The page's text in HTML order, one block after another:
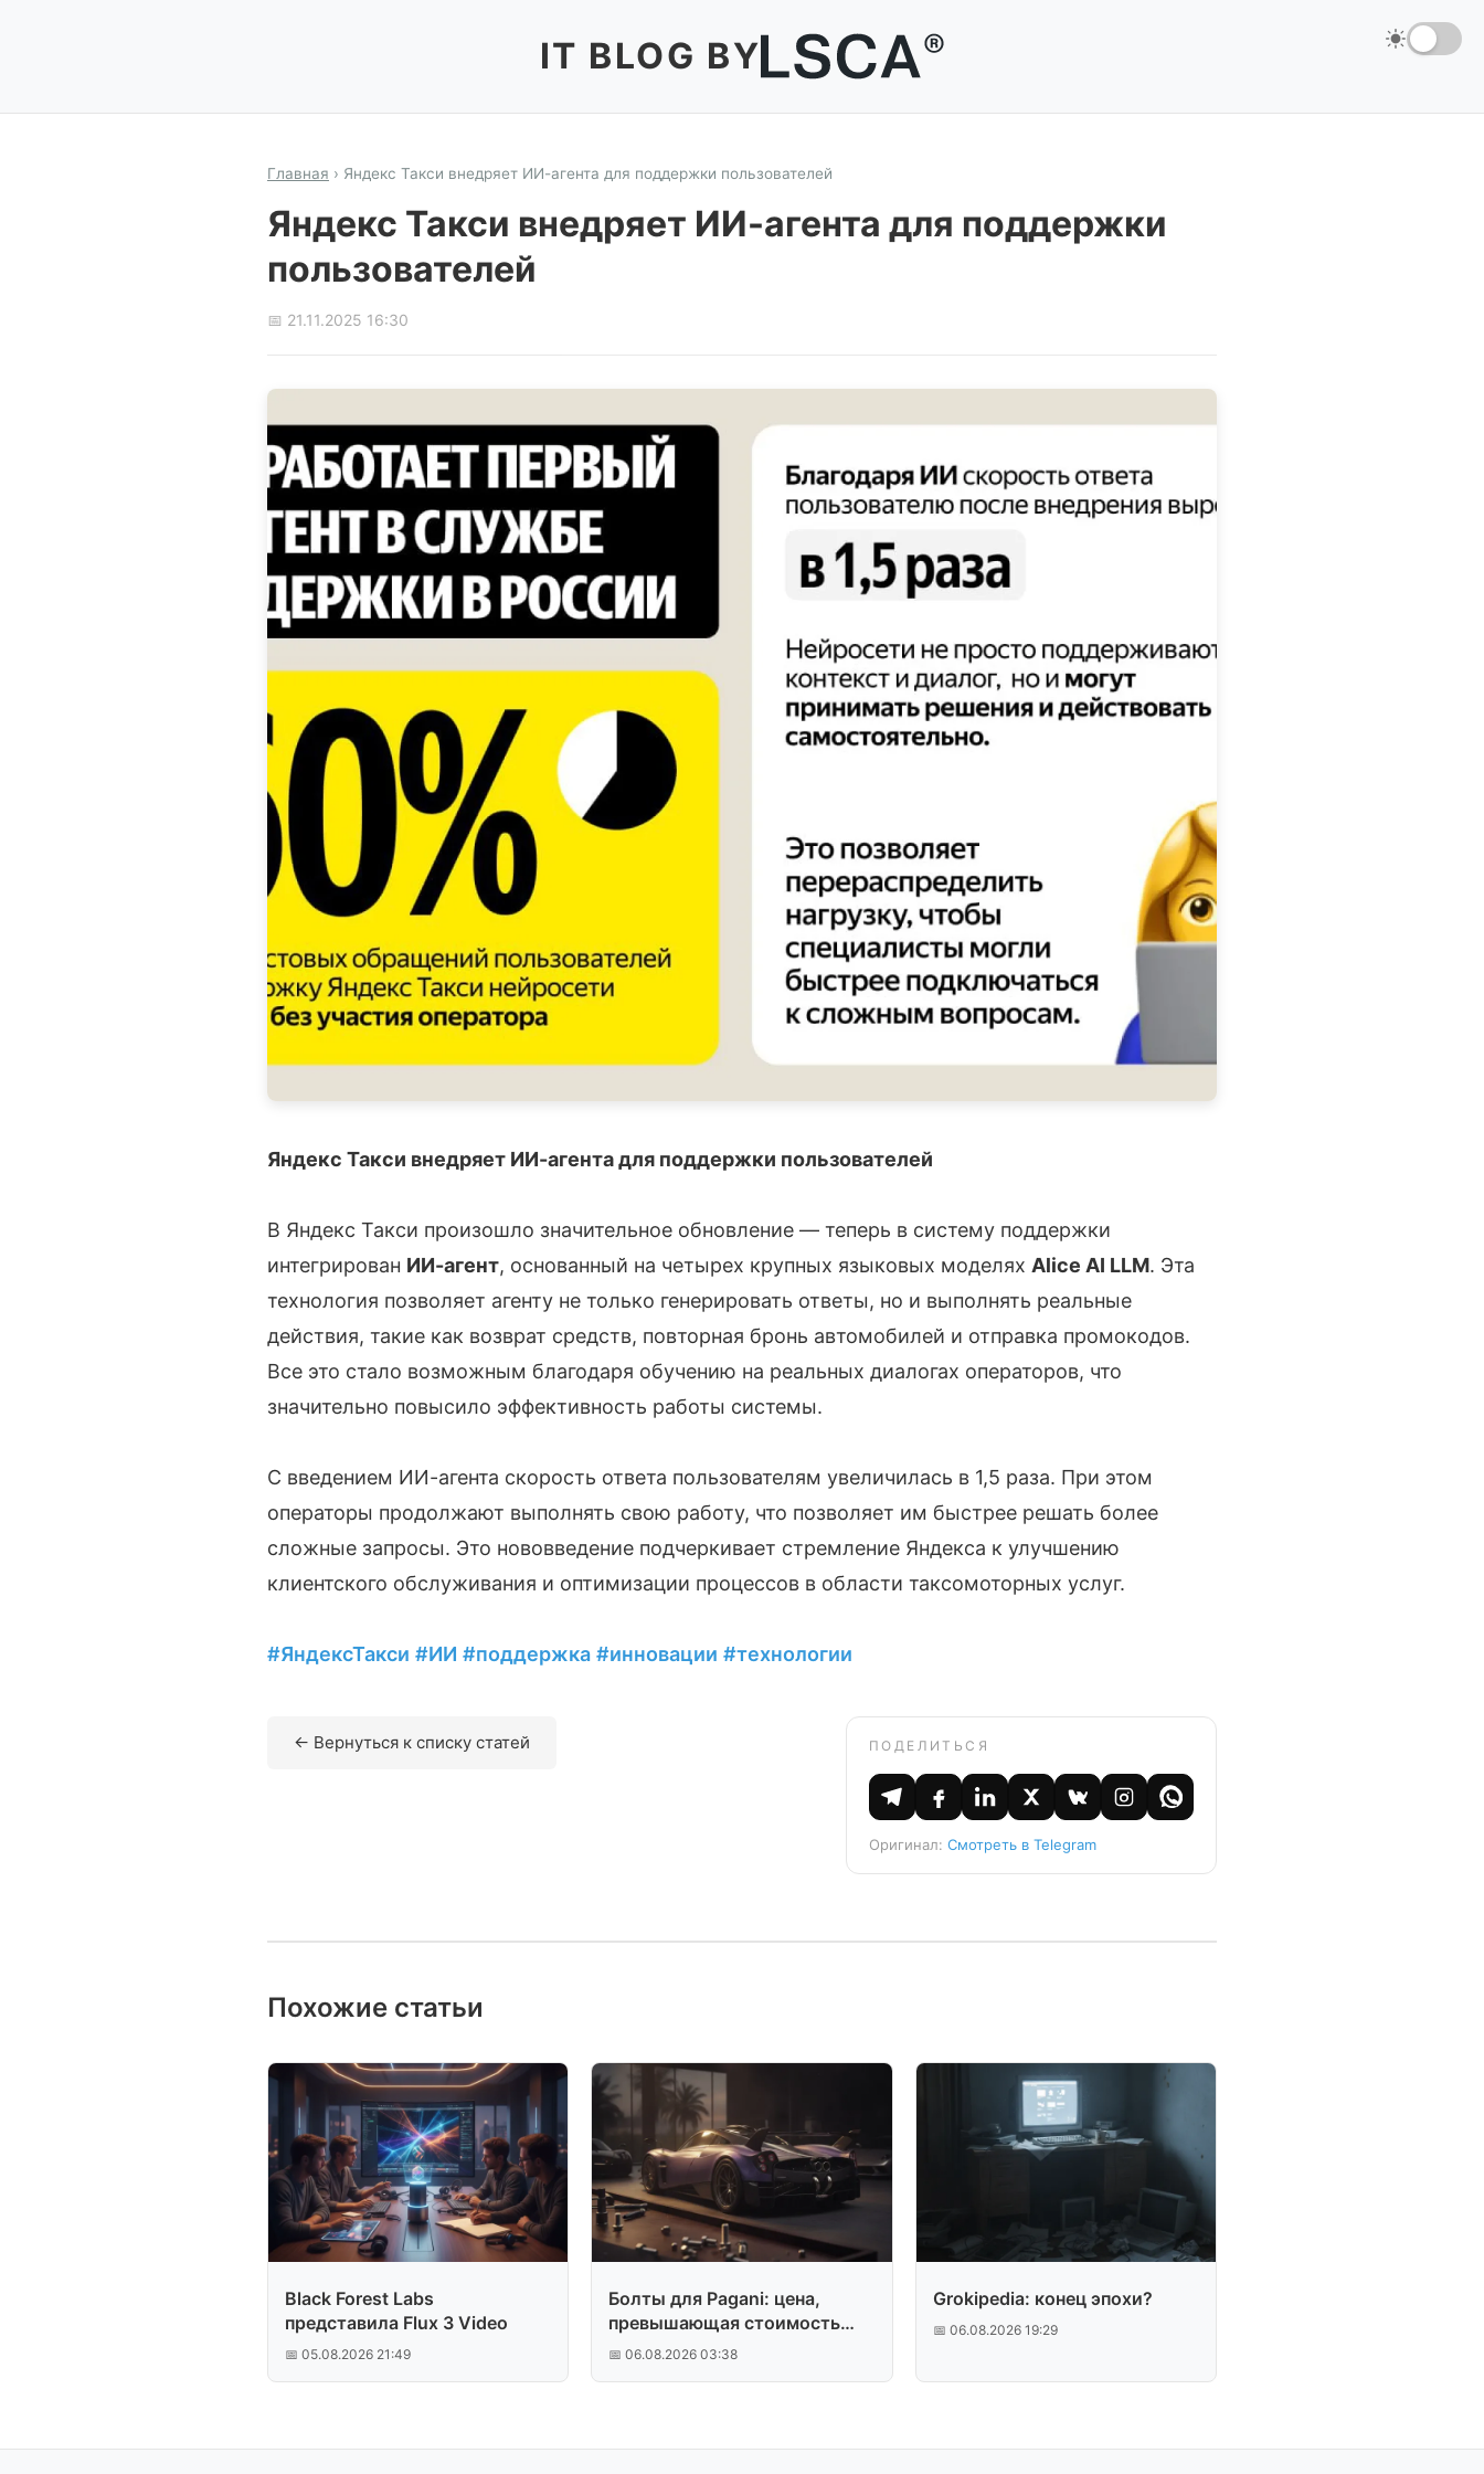
IT BLOG BY
Главная › Яндекс Такси внедряет ИИ-агента для поддержки пользователей
Яндекс Такси внедряет ИИ-агента для поддержки
пользователей
📅 21.11.2025 16:30
Яндекс Такси внедряет ИИ-агента для поддержки пользователей
В Яндекс Такси произошло значительное обновление — теперь в систему поддержки
интегрирован ИИ-агент, основанный на четырех крупных языковых моделях Alice AI LLM. Эта
технология позволяет агенту не только генерировать ответы, но и выполнять реальные
действия, такие как возврат средств, повторная бронь автомобилей и отправка промокодов.
Все это стало возможным благодаря обучению на реальных диалогах операторов, что
значительно повысило эффективность работы системы.
С введением ИИ-агента скорость ответа пользователям увеличилась в 1,5 раза. При этом
операторы продолжают выполнять свою работу, что позволяет им быстрее решать более
сложные запросы. Это нововведение подчеркивает стремление Яндекса к улучшению
клиентского обслуживания и оптимизации процессов в области таксомоторных услуг.
#ЯндексТакси #ИИ #поддержка #инновации #технологии
← Вернуться к списку статей ПОДЕЛИТЬСЯ
Оригинал: Смотреть в Telegram
Похожие статьи
Black Forest Labs
представила Flux 3 Video
📅 05.08.2026 21:49
Болты для Pagani: цена,
превышающая стоимость
Porsche 911
📅 06.08.2026 03:38
Grokipedia: конец эпохи?
📅 06.08.2026 19:29